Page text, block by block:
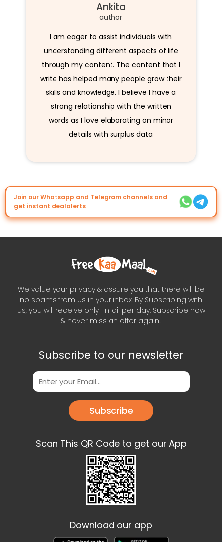
Ankita
author
I am eager to assist individuals with
understanding different aspects of life
through my content. The content that I
write has helped many people grow their
skills and knowledge. I believe I have a
strong relationship with the written
words as I love elaborating on minor
details with surplus data
Join our Whatsapp and Telegram channels and
get instant dealalerts
We value your privacy & assure you that there will be
no spams from us in your inbox. By Subscribing with
us, you will receive only 1 mail per day. Subscribe now
& never miss an offer again..
Subscribe to our newsletter
Subscribe
Scan This QR Code to get our App
Download our app